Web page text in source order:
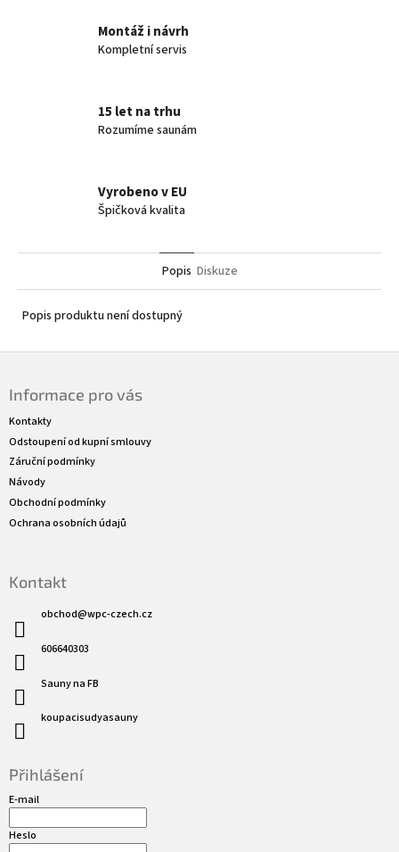
Montáž i návrh
Kompletní servis
15 let na trhu
Rozumíme saunám
Vyrobeno v EU
Špičková kvalita
Popis Diskuze
Popis produktu není dostupný
Informace pro vás
Kontakty
Odstoupení od kupní smlouvy
Záruční podmínky
Návody
Obchodní podmínky
Ochrana osobních údajů
Kontakt
obchod@wpc-czech.cz
606640303
Sauny na FB
koupacisudyasauny
Přihlášení
E-mail
Heslo